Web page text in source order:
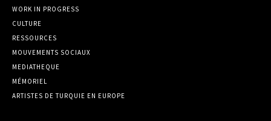
WORK IN PROGRESS
CULTURE
RESSOURCES
MOUVEMENTS SOCIAUX
MEDIATHEQUE
MÉMORIEL
ARTISTES DE TURQUIE EN EUROPE